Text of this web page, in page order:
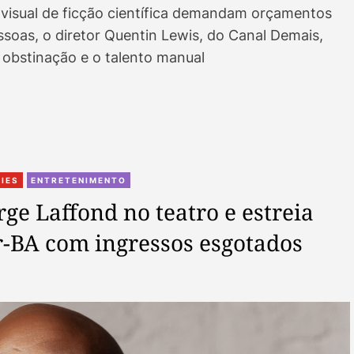
de ficção científica demandam orçamentos
o diretor Quentin Lewis, do Canal Demais,
e o talento manual
C
t
e
i
e
ENTRETENIMENTO
Laffond no teatro e estreia
com ingressos esgotados